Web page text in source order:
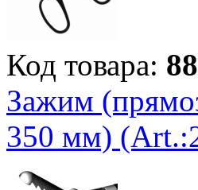
Код товара:
Зажим
350 мм)